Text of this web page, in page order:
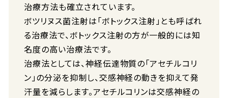
治療方法も確立されています。
ボツリヌス菌注射は「ボトックス注射」とも呼ばれ
る治療法で、ボトックス注射の方が一般的には知
名度の高い治療法です。
治療法としては、神経伝達物質の「アセチルコリ
ン」の分泌を抑制し、交感神経の動きを抑えて発
汗量を減らします。アセチルコリンは交感神経の